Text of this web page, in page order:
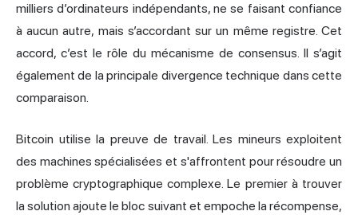
milliers d’ordinateurs indépendants, ne se faisant confiance
à aucun autre, mais s’accordant sur un même registre. Cet
accord, c’est le rôle du mécanisme de consensus. Il s’agit
également de la principale divergence technique dans cette
comparaison.
Bitcoin utilise la preuve de travail. Les mineurs exploitent
des machines spécialisées et s'affrontent pour résoudre un
problème cryptographique complexe. Le premier à trouver
la solution ajoute le bloc suivant et empoche la récompense,